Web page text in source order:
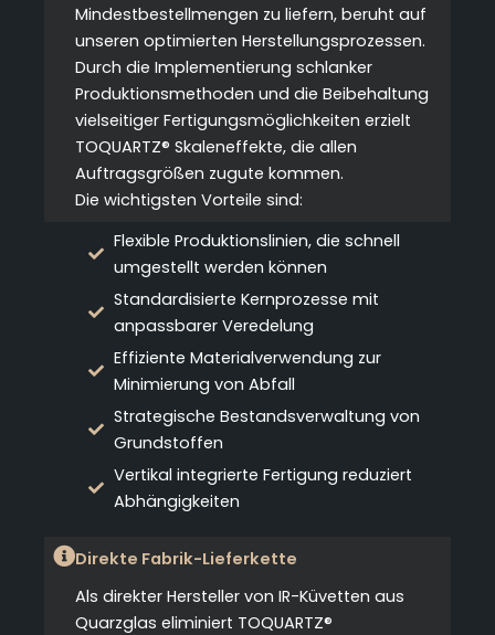
Mindestbestellmengen zu liefern, beruht auf
unseren optimierten Herstellungsprozessen.
Durch die Implementierung schlanker
Produktionsmethoden und die Beibehaltung
vielseitiger Fertigungsmöglichkeiten erzielt
TOQUARTZ® Skaleneffekte, die allen
Auftragsgrößen zugute kommen.
Die wichtigsten Vorteile sind:
Flexible Produktionslinien, die schnell
umgestellt werden können
Standardisierte Kernprozesse mit
anpassbarer Veredelung
Effiziente Materialverwendung zur
Minimierung von Abfall
Strategische Bestandsverwaltung von
Grundstoffen
Vertikal integrierte Fertigung reduziert
Abhängigkeiten
Direkte Fabrik-Lieferkette
Als direkter Hersteller von IR-Küvetten aus
Quarzglas eliminiert TOQUARTZ®